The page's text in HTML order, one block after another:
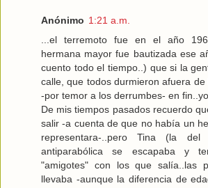
Anónimo 1:21 a.m.
...el terremoto fue en el año
hermana mayor fue bautizada ese
cuento todo el tiempo..) que si la
calle, que todos durmieron afuera
-por temor a los derrumbes- en
De mis tiempos pasados recuerdo
salir -a cuenta de que no había un
representara-..pero Tina (la
antiparabólica se escapaba y
"amigotes" con los que salía..las
llevaba -aunque la diferencia de